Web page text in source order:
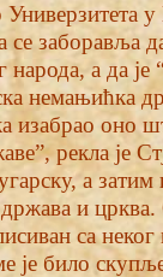
се заборавља
народа, а да
немањићка
изабрао оно
рекла је
а затим
и црква.
са
је било